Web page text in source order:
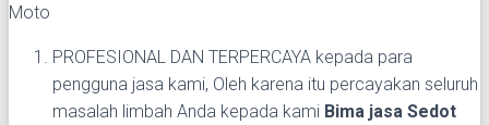
Moto
PROFESIONAL DAN TERPERCAYA kepada para
pengguna jasa kami, Oleh karena itu percayakan seluruh
masalah limbah Anda kepada kami Bima jasa Sedot